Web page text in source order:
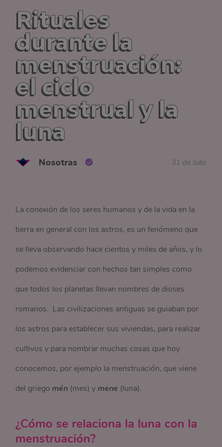
Rituales
durante la
menstruación:
el ciclo
menstrual y la
luna
Nosotras 31 de Julio
La conexión de los seres humanos y de la vida en la
tierra en general con los astros, es un fenómeno que
se lleva observando hace cientos y miles de años, y lo
podemos evidenciar con hechos tan simples como
que todos los planetas llevan nombres de dioses
romanos. Las civilizaciones antiguas se guiaban por
los astros para establecer sus viviendas, para realizar
cultivos y para nombrar muchas cosas que hoy
conocemos, por ejemplo la menstruación, que viene
del griego mén (mes) y mene (luna).
¿Cómo se relaciona la luna con la
menstruación?